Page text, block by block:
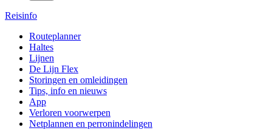
Reisinfo
Routeplanner
Haltes
Lijnen
De Lijn Flex
Storingen en omleidingen
Tips, info en nieuws
App
Verloren voorwerpen
Netplannen en perronindelingen